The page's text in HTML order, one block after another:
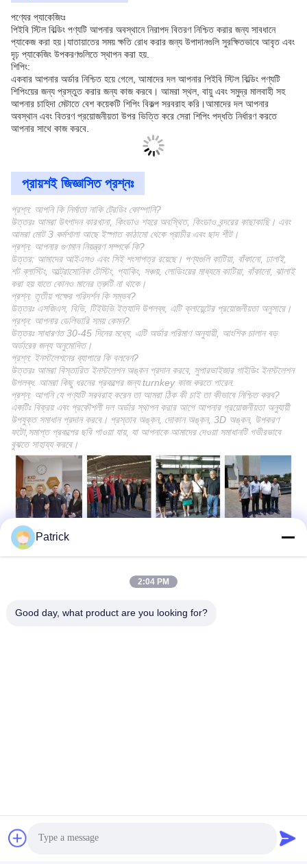
পণ্যের প্যাকেজিংঃ
পিইবি স্টিল বিল্ডিং পণ্যটি আপনার অবস্থানে নিরাপদ বিতরণ নিশ্চিত করার জন্য সাবধানে
প্যাকেজ করা হয়।যাতায়াতের সময় ক্ষতি রোধ করার জন্য উপাদানগুলি সুরক্ষিতভাবে আবৃত এবং
দৃঢ় প্যাকেজিং উপকরণগুলিতে স্থাপন করা হয়.
শিপিং:
একবার আপনার অর্ডার নিশ্চিত হয়ে গেলে, আমাদের দল আপনার পিইবি স্টিল বিল্ডিং পণ্যটি
শিপিংয়ের জন্য প্রস্তুত করার জন্য কাজ করবে। আমরা স্থল, বায়ু এবং সমুদ্র মালবাহী সহ
আপনার চাহিদা মেটাতে বেশ কয়েকটি শিপিং বিকল্প সরবরাহ করি।আমাদের দল আপনার
অবস্থান এবং বিতরণ প্রয়োজনীয়তা উপর ভিত্তি করে সেরা শিপিং পদ্ধতি নির্ধারণ করতে
আপনার সাথে কাজ করবে.
প্রায়শই জিজ্ঞাসিত প্রশ্নঃ
প্রশ্ন: আপনি কি নির্মাতা নাকি ট্রেডিং কোম্পানি?
উত্তরঃ আমরা উৎপাদন কারখানা, কিংডাও শহরে অবস্থিত, কিংডাও বন্দরের কাছাকাছি। এবং
আমরা মোট 3 কর্মশালা আছে ইস্পাত কাঠামো থেকে প্রাচীর এবং ছাদ শীট।
প্রশ্ন: আপনার গুণমান নিয়ন্ত্রণ সম্পর্কে কি?
উত্তর: আমাদের আইএসও এবং সিই শংসাপত্র রয়েছে। পণ্যগুলি কাটিয়া, বাঁকানো, ঢালাই,
শট ব্লাস্টিং, আল্ট্রাসোনিক টেস্টিং, প্যাকিং, সঞ্চয়, লোডিংয়ের মাধ্যমে কাটিয়া, বাঁকানো, ঝালাই
করা হয় যাতে কোনও মানের ত্রুটি না থাকে।
প্রশ্ন: তৃতীয় পক্ষের পরিদর্শন কি সম্ভব?
উত্তরঃ এসজিএস, বিভি, টিইউভি ইত্যাদি উপলব্ধ, এটি ক্লায়েন্টের প্রয়োজনীয়তা অনুসারে।
প্রশ্ন: আপনার ডেলিভারি সময় কেমন?
উত্তরঃ সাধারণত 30-45 দিনের মধ্যে, এটি অর্ডার পরিমাণ অনুযায়ী, আংশিক চালান বড়
অর্ডারের জন্য অনুমোদিত।
প্রশ্ন: ইনস্টলেশনের ব্যাপারে কি বলবেন?
উত্তরঃ আমরা বিস্তারিত ইনস্টলেশন অঙ্কন প্রদান করবে, সুপারভাইজার গাইডিং ইনস্টলেশন
উপলব্ধ. আমরা কিছু ধরনের প্রকল্পের জন্য turnkey কাজ করতে পারেন.
প্রশ্ন: আপনি যে পণ্যটি সরবরাহ করেন তা আমরা ঠিক কী চাই তা কীভাবে নিশ্চিত করব?
একটিঃ বিক্রয় এবং প্রকৌশলী দল অর্ডার স্থাপন করার আগে আপনার প্রয়োজনীয়তা অনুযায়ী
উপযুক্ত সমাধান প্রদান করবে। প্রস্তাব অঙ্কন, দোকান অঙ্কন, 3D অঙ্কন, উপকরণ
ফটো,সমাপ্ত প্রকল্পের ছবি পাওয়া যায়, যা আপনাকে আমাদের দেওয়া সমাধানটি গভীরভাবে
বুঝতে সাহায্য করবে।
Patrick
2:04 PM
Good day, what product are you looking for?